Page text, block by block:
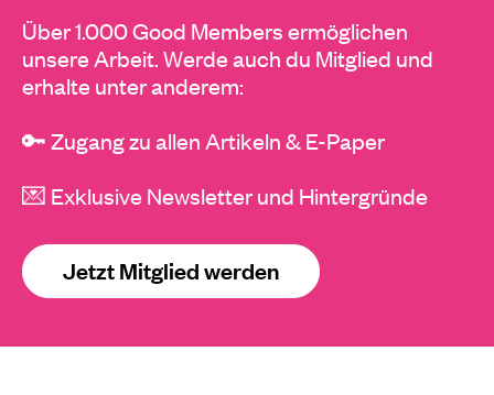
Über 1.000 Good Members ermöglichen
unsere Arbeit. Werde auch du Mitglied und
erhalte unter anderem:
🔑 Zugang zu allen Artikeln & E-Paper
💌 Exklusive Newsletter und Hintergründe
Jetzt Mitglied werden